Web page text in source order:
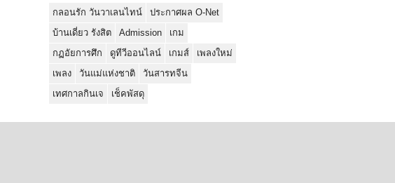
กลอนรัก วันวาเลนไทน์
ประกาศผล O-Net
บ้านเดี่ยว รังสิต
Admission
เกม
กฏอัยการศึก
ดูทีวีออนไลน์ เกมส์
เพลงใหม่
เพลง
วันแม่แห่งชาติ
วันสารทจีน
เทศกาลกินเจ
เช็คพัสดุ